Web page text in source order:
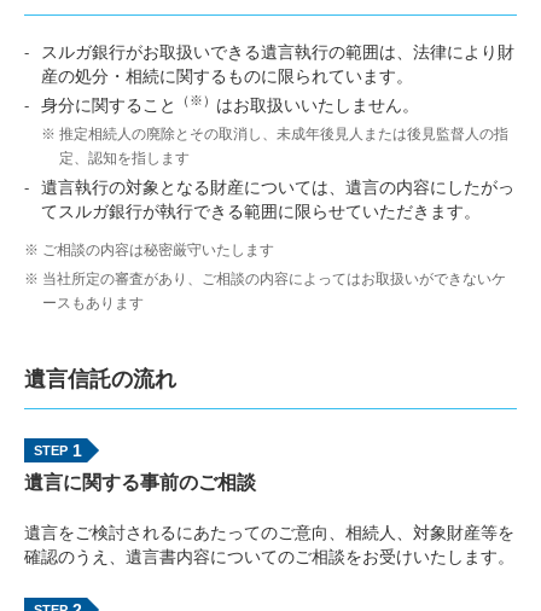
スルガ銀行がお取扱いできる遺言執行の範囲は、法律により財
産の処分・相続に関するものに限られています。
身分に関すること
（※） はお取扱いいたしません。
推定相続人の廃除とその取消し、未成年後見人または後見監督人の指
定、認知を指します
遺言執行の対象となる財産については、遺言の内容にしたがっ
てスルガ銀行が執行できる範囲に限らせていただきます。
ご相談の内容は秘密厳守いたします
当社所定の審査があり、ご相談の内容によってはお取扱いができないケ
ースもあります
遺言信託の流れ
1
遺言に関する事前のご相談
遺言をご検討されるにあたってのご意向、相続人、対象財産等を
確認のうえ、遺言書内容についてのご相談をお受けいたします。